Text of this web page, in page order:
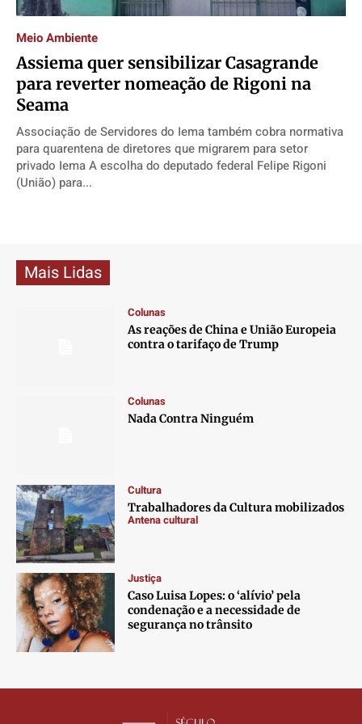
Direitos
Economia
Cultura
Colunas
Caetano Roque
Gustavo Bastos
Jr Mignone (in memorian)
Wanda Sily
Anuncie
Direitos
Economia
Cultura
Colunas
Caetano Roque
Gustavo Bastos
Jr Mignone (in memorian)
Wanda Sily
Anuncie
Direitos
Economia
Cultura
Colunas
Caetano Roque
Gustavo Bastos
Jr Mignone (in memorian)
Wanda Sily
Anuncie
Direitos
Economia
Cultura
Colunas
Caetano Roque
Gustavo Bastos
Jr Mignone (in memorian)
Wanda Sily
Anuncie
Meio Ambiente
Assiema quer sensibilizar Casagrande
para reverter nomeação de Rigoni na
Seama
Associação de Servidores do Iema também cobra normativa
para quarentena de diretores que migrarem para setor
privado Iema A escolha do deputado federal Felipe Rigoni
(União) para...
Mais Lidas
Colunas
As reações de China e União Europeia
contra o tarifaço de Trump
Colunas
Nada Contra Ninguém
Cultura
Trabalhadores da Cultura mobilizados
Antena cultural
Justiça
Caso Luisa Lopes: o ‘alívio’ pela
condenação e a necessidade de
segurança no trânsito